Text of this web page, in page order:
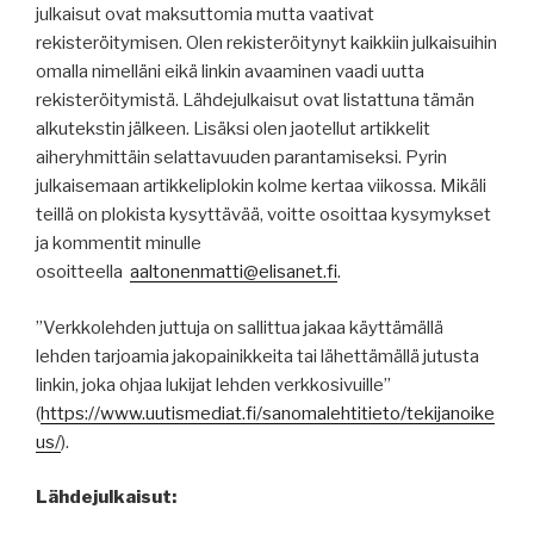
julkaisut ovat maksuttomia mutta vaativat
rekisteröitymisen. Olen rekisteröitynyt kaikkiin julkaisuihin
omalla nimelläni eikä linkin avaaminen vaadi uutta
rekisteröitymistä. Lähdejulkaisut ovat listattuna tämän
alkutekstin jälkeen. Lisäksi olen jaotellut artikkelit
aiheryhmittäin selattavuuden parantamiseksi. Pyrin
julkaisemaan artikkeliplokin kolme kertaa viikossa. Mikäli
teillä on plokista kysyttävää, voitte osoittaa kysymykset
ja kommentit minulle
osoitteella aaltonenmatti@elisanet.fi.
”Verkkolehden juttuja on sallittua jakaa käyttämällä
lehden tarjoamia jakopainikkeita tai lähettämällä jutusta
linkin, joka ohjaa lukijat lehden verkkosivuille”
(https://www.uutismediat.fi/sanomalehtitieto/tekijanoike
us/).
Lähdejulkaisut: